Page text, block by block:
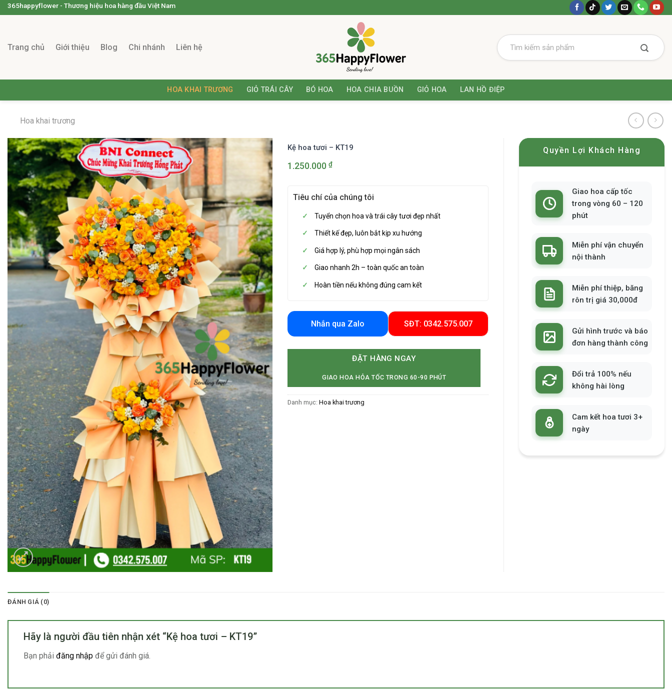
365happyflower - Thương hiệu hoa hàng đầu Việt Nam
Trang chủ Giới thiệu Blog Chi nhánh Liên hệ
HOA KHAI TRƯƠNG GIỎ TRÁI CÂY BÓ HOA HOA CHIA BUỒN GIỎ HOA LAN HỒ ĐIỆP
Hoa khai trương
Kệ hoa tươi – KT19
1.250.000 ₫
Tiêu chí của chúng tôi
Tuyển chọn hoa và trái cây tươi đẹp nhất
Thiết kế đẹp, luôn bắt kịp xu hướng
Giá hợp lý, phù hợp mọi ngân sách
Giao nhanh 2h – toàn quốc an toàn
Hoàn tiền nếu không đúng cam kết
Nhắn qua Zalo SĐT: 0342.575.007
ĐẶT HÀNG NGAY
GIAO HOA HỎA TỐC TRONG 60-90 PHÚT
Danh mục: Hoa khai trương
Quyền Lợi Khách Hàng
Giao hoa cấp tốc
trong vòng 60 – 120
phút
Miễn phí vận chuyển
nội thành
Miễn phí thiệp, băng
rôn trị giá 30,000đ
Gửi hình trước và báo
đơn hàng thành công
Đổi trả 100% nếu
không hài lòng
Cam kết hoa tươi 3+
ngày
ĐÁNH GIÁ (0)
Hãy là người đầu tiên nhận xét “Kệ hoa tươi – KT19”
Bạn phải đăng nhập để gửi đánh giá.